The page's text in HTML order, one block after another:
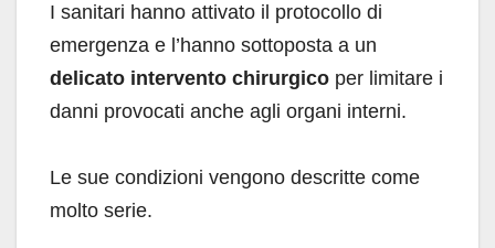
I sanitari hanno attivato il protocollo di
emergenza e l’hanno sottoposta a un
delicato intervento chirurgico per limitare i
danni provocati anche agli organi interni.
Le sue condizioni vengono descritte come
molto serie.